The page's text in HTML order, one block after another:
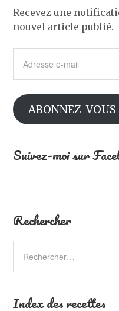
Recevez une
nouvel article publié.
mail
ABONNEZ-VOUS
Suivez-moi sur
Rechercher
Index des recettes